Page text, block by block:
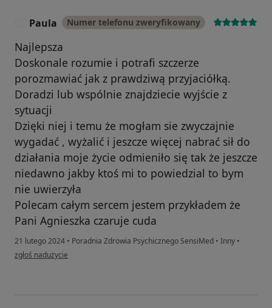
(wykorzystanie seksualne, gwałt, przemoc w związku)
czerpać przyjemności z seksu;
rodziców, którzy są zaniepokojeni seksualnymi
zachowaniami dziecka (masturbacja, obnażanie się,
podglądanie, rysunki i zabawy erotyczne);
-osoby, którym trudno jest rozmawiać o seksie z
własnym dzieckiem i chciałyby, aby w rozmowie z
profesjonalistą uzyskało ono rzetelne informacje nt.
dojrzewania, metod antykoncepcyjnych, chorób
przenoszonych drogą płciową i innych zagadnień
związanych z seksualnością. Informacje zdobywane w
szkole często są niewystarczające, o czym świadczy
bardzo nikła wiedza młodzieży w tym zakresie.
Na konsultacje PSYCHODIETETYCZNE zapraszam:
-osoby zmęczone powtarzającymi się
Paula Numer telefonu zweryfikowany
Najlepsza
Doskonale rozumie i potrafi szczerze
porozmawiać jak z prawdziwą przyjaciółką.
Doradzi lub wspólnie znajdziecie wyjście z
sytuacji
Dzięki niej i temu że mogłam sie zwyczajnie
wygadać , wyżalić i jeszcze więcej nabrać sił do
działania moje życie odmieniło się tak że jeszcze
niedawno jakby ktoś mi to powiedzial to bym
nie uwierzyła
Polecam całym sercem jestem przykładem że
Pani Agnieszka czaruje cuda
21 lutego 2024 • Poradnia Zdrowia Psychicznego SensiMed • Inny •
w opinii użytkownika Paula
zgłoś nadużycie